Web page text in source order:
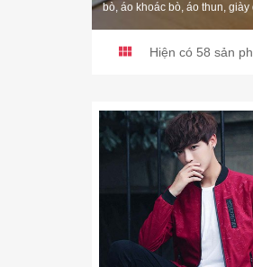
bò, áo khoác bò, áo thun,
Hiện có 58 sản